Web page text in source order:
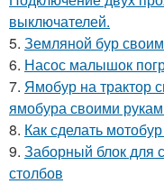
выключателей.
5. Земляной бур
6. Насос малышок
7. Ямобур на трактор
ямобура своими
8. Как сделать
9. Заборный блок для
столбов